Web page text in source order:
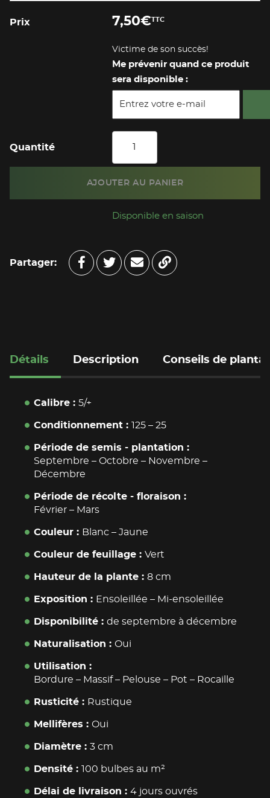
Prix 7,50€TTC
Victime de son succès!
Me prévenir quand ce produit
sera disponible :
Quantité
AJOUTER AU PANIER
Disponible en saison
Partager:
Détails Description Conseils de
Calibre 5/+
Conditionnement 125 – 25
Période de semis - plantation
Septembre – Octobre – Novembre –
Décembre
Période de récolte - floraison
Février – Mars
Couleur Blanc – Jaune
Couleur de feuillage Vert
Hauteur de la plante 8 cm
Exposition Ensoleillée – Mi-ensoleillée
Disponibilité de septembre à décembre
Naturalisation Oui
Utilisation
Bordure – Massif– Pelouse – Pot – Rocaille
Rusticité Rustique
Mellifères Oui
Diamètre 3 cm
Densité 100 bulbes au m²
Délai de livraison 4 jours ouvrés